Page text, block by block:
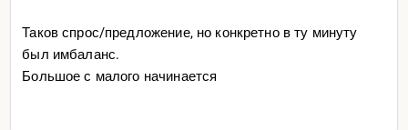
Таков спрос/предложение, но конкретно в ту минуту
был имбаланс.
Большое с малого начинается